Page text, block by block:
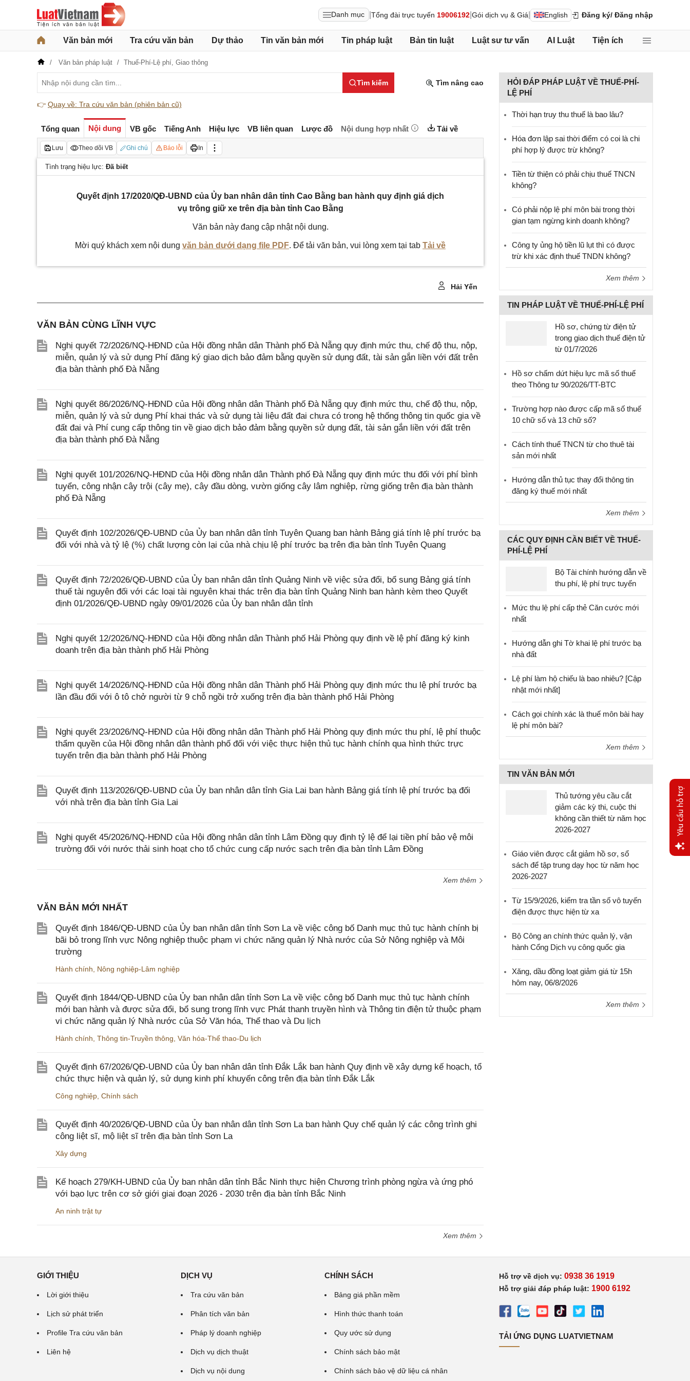
Danh mục Tổng đài trực tuyến 19006192 Gói dịch vụ & Giá English Đăng ký/ Đăng nhập
Văn bản mới Tra cứu văn bản Dự thảo Tin văn bản mới Tin pháp luật Bản tin luật Luật sư tư vấn AI Luật Tiện ích
Văn bản pháp luật Thuế-Phí-Lệ phí, Giao thông
Tìm kiếm Tìm nâng cao
👉 Quay về: Tra cứu văn bản (phiên bản cũ)
Tổng quan Nội dung VB gốc Tiếng Anh Hiệu lực VB liên quan Lược đồ Nội dung hợp nhất Tải về
Lưu Theo dõi VB Ghi chú Báo lỗi In
Tình trạng hiệu lực: Đã biết
Quyết định 17/2020/QĐ-UBND của Ủy ban nhân dân tỉnh Cao Bằng ban hành quy định giá dịch
vụ trông giữ xe trên địa bàn tỉnh Cao Bằng
Văn bản này đang cập nhật nội dung.
Mời quý khách xem nội dung văn bản dưới dạng file PDF. Để tải văn bản, vui lòng xem tại tab Tải về
Hải Yến
VĂN BẢN CÙNG LĨNH VỰC
Nghị quyết 72/2026/NQ-HĐND của Hội đồng nhân dân Thành phố Đà Nẵng quy định mức thu, chế độ thu, nộp,
miễn, quản lý và sử dụng Phí đăng ký giao dịch bảo đảm bằng quyền sử dụng đất, tài sản gắn liền với đất trên
địa bàn thành phố Đà Nẵng
Nghị quyết 86/2026/NQ-HĐND của Hội đồng nhân dân Thành phố Đà Nẵng quy định mức thu, chế độ thu, nộp,
miễn, quản lý và sử dụng Phí khai thác và sử dụng tài liệu đất đai chưa có trong hệ thống thông tin quốc gia về
đất đai và Phí cung cấp thông tin về giao dịch bảo đảm bằng quyền sử dụng đất, tài sản gắn liền với đất trên
địa bàn thành phố Đà Nẵng
Nghị quyết 101/2026/NQ-HĐND của Hội đồng nhân dân Thành phố Đà Nẵng quy định mức thu đối với phí bình
tuyển, công nhận cây trội (cây mẹ), cây đầu dòng, vườn giống cây lâm nghiệp, rừng giống trên địa bàn thành
phố Đà Nẵng
Quyết định 102/2026/QĐ-UBND của Ủy ban nhân dân tỉnh Tuyên Quang ban hành Bảng giá tính lệ phí trước bạ
đối với nhà và tỷ lệ (%) chất lượng còn lại của nhà chịu lệ phí trước bạ trên địa bàn tỉnh Tuyên Quang
Quyết định 72/2026/QĐ-UBND của Ủy ban nhân dân tỉnh Quảng Ninh về việc sửa đổi, bổ sung Bảng giá tính
thuế tài nguyên đối với các loại tài nguyên khai thác trên địa bàn tỉnh Quảng Ninh ban hành kèm theo Quyết
định 01/2026/QĐ-UBND ngày 09/01/2026 của Ủy ban nhân dân tỉnh
Nghị quyết 12/2026/NQ-HĐND của Hội đồng nhân dân Thành phố Hải Phòng quy định về lệ phí đăng ký kinh
doanh trên địa bàn thành phố Hải Phòng
Nghị quyết 14/2026/NQ-HĐND của Hội đồng nhân dân Thành phố Hải Phòng quy định mức thu lệ phí trước bạ
lần đầu đối với ô tô chở người từ 9 chỗ ngồi trở xuống trên địa bàn thành phố Hải Phòng
Nghị quyết 23/2026/NQ-HĐND của Hội đồng nhân dân Thành phố Hải Phòng quy định mức thu phí, lệ phí thuộc
thẩm quyền của Hội đồng nhân dân thành phố đối với việc thực hiện thủ tục hành chính qua hình thức trực
tuyến trên địa bàn thành phố Hải Phòng
Quyết định 113/2026/QĐ-UBND của Ủy ban nhân dân tỉnh Gia Lai ban hành Bảng giá tính lệ phí trước bạ đối
với nhà trên địa bàn tỉnh Gia Lai
Nghị quyết 45/2026/NQ-HĐND của Hội đồng nhân dân tỉnh Lâm Đồng quy định tỷ lệ để lại tiền phí bảo vệ môi
trường đối với nước thải sinh hoạt cho tổ chức cung cấp nước sạch trên địa bàn tỉnh Lâm Đồng
Xem thêm
VĂN BẢN MỚI NHẤT
Quyết định 1846/QĐ-UBND của Ủy ban nhân dân tỉnh Sơn La về việc công bố Danh mục thủ tục hành chính bị
bãi bỏ trong lĩnh vực Nông nghiệp thuộc phạm vi chức năng quản lý Nhà nước của Sở Nông nghiệp và Môi
trường
Hành chính Nông nghiệp-Lâm nghiệp
Quyết định 1844/QĐ-UBND của Ủy ban nhân dân tỉnh Sơn La về việc công bố Danh mục thủ tục hành chính
mới ban hành và được sửa đổi, bổ sung trong lĩnh vực Phát thanh truyền hình và Thông tin điện tử thuộc phạm
vi chức năng quản lý Nhà nước của Sở Văn hóa, Thể thao và Du lịch
Hành chính Thông tin-Truyền thông Văn hóa-Thể thao-Du lịch
Quyết định 67/2026/QĐ-UBND của Ủy ban nhân dân tỉnh Đắk Lắk ban hành Quy định về xây dựng kế hoạch, tổ
chức thực hiện và quản lý, sử dụng kinh phí khuyến công trên địa bàn tỉnh Đắk Lắk
Công nghiệp Chính sách
Quyết định 40/2026/QĐ-UBND của Ủy ban nhân dân tỉnh Sơn La ban hành Quy chế quản lý các công trình ghi
công liệt sĩ, mộ liệt sĩ trên địa bàn tỉnh Sơn La
Xây dựng
Kế hoạch 279/KH-UBND của Ủy ban nhân dân tỉnh Bắc Ninh thực hiện Chương trình phòng ngừa và ứng phó
với bạo lực trên cơ sở giới giai đoạn 2026 - 2030 trên địa bàn tỉnh Bắc Ninh
An ninh trật tự
Xem thêm
HỎI ĐÁP PHÁP LUẬT VỀ THUẾ-PHÍ-
LỆ PHÍ
Thời hạn truy thu thuế là bao lâu?
Hóa đơn lập sai thời điểm có coi là chi
phí hợp lý được trừ không?
Tiền từ thiện có phải chịu thuế TNCN
không?
Có phải nộp lệ phí môn bài trong thời
gian tạm ngừng kinh doanh không?
Công ty ủng hộ tiền lũ lụt thì có được
trừ khi xác định thuế TNDN không?
Xem thêm
TIN PHÁP LUẬT VỀ THUẾ-PHÍ-LỆ PHÍ
Hồ sơ, chứng từ điện tử
trong giao dịch thuế điện tử
từ 01/7/2026
Hồ sơ chấm dứt hiệu lực mã số thuế
theo Thông tư 90/2026/TT-BTC
Trường hợp nào được cấp mã số thuế
10 chữ số và 13 chữ số?
Cách tính thuế TNCN từ cho thuê tài
sản mới nhất
Hướng dẫn thủ tục thay đổi thông tin
đăng ký thuế mới nhất
Xem thêm
CÁC QUY ĐỊNH CẦN BIẾT VỀ THUẾ-
PHÍ-LỆ PHÍ
Bộ Tài chính hướng dẫn về
thu phí, lệ phí trực tuyến
Mức thu lệ phí cấp thẻ Căn cước mới
nhất
Hướng dẫn ghi Tờ khai lệ phí trước bạ
nhà đất
Lệ phí làm hộ chiếu là bao nhiêu? [Cập
nhật mới nhất]
Cách gọi chính xác là thuế môn bài hay
lệ phí môn bài?
Xem thêm
TIN VĂN BẢN MỚI
Thủ tướng yêu cầu cắt
giảm các kỳ thi, cuộc thi
không cần thiết từ năm học
2026-2027
Giáo viên được cắt giảm hồ sơ, sổ
sách để tập trung dạy học từ năm học
2026-2027
Từ 15/9/2026, kiểm tra tần số vô tuyến
điện được thực hiện từ xa
Bộ Công an chính thức quản lý, vận
hành Cổng Dịch vụ công quốc gia
Xăng, dầu đồng loạt giảm giá từ 15h
hôm nay, 06/8/2026
Xem thêm
GIỚI THIỆU
Lời giới thiệu
Lịch sử phát triển
Profile Tra cứu văn bản
Liên hệ
DỊCH VỤ
Tra cứu văn bản
Phân tích văn bản
Pháp lý doanh nghiệp
Dịch vụ dịch thuật
Dịch vụ nội dung
CHÍNH SÁCH
Bảng giá phần mềm
Hình thức thanh toán
Quy ước sử dụng
Chính sách bảo mật
Chính sách bảo vệ dữ liệu cá nhân
Hỗ trợ về dịch vụ: 0938 36 1919
Hỗ trợ giải đáp pháp luật: 1900 6192
TẢI ỨNG DỤNG LUATVIETNAM